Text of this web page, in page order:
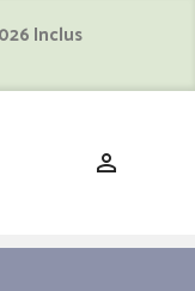
Inclus
